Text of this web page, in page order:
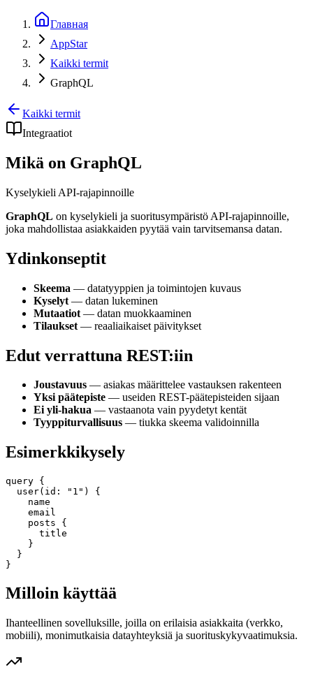
Главная
AppStar
Kaikki termit
GraphQL
Kaikki termit
Integraatiot
Mikä on GraphQL
Kyselykieli API-rajapinnoille
GraphQL on kyselykieli ja suoritusympäristö API-rajapinnoille,
joka mahdollistaa asiakkaiden pyytää vain tarvitsemansa datan.
Ydinkonseptit
Skeema — datatyyppien ja toimintojen kuvaus
Kyselyt — datan lukeminen
Mutaatiot — datan muokkaaminen
Tilaukset — reaaliaikaiset päivitykset
Edut verrattuna REST:iin
Joustavuus — asiakas määrittelee vastauksen rakenteen
Yksi päätepiste — useiden REST-päätepisteiden sijaan
Ei yli-hakua — vastaanota vain pyydetyt kentät
Tyyppiturvallisuus — tiukka skeema validoinnilla
Esimerkkikysely
query {
  user(id: "1") {
    name
    email
    posts {
      title
    }
  }
Milloin käyttää
Ihanteellinen sovelluksille, joilla on erilaisia asiakkaita (verkko,
mobiili), monimutkaisia datayhteyksiä ja suorituskykyvaatimuksia.